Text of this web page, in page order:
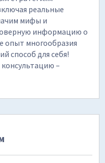
реальные
мифы и
информацию о
опыт многообразия
способ для себя!
–